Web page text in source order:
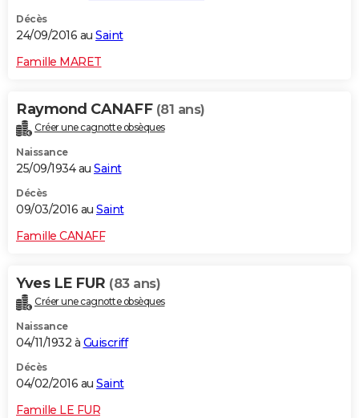
Décès
24/09/2016 au Saint
Famille MARET
Raymond CANAFF (81 ans)
Créer une cagnotte obsèques
Naissance
25/09/1934 au Saint
Décès
09/03/2016 au Saint
Famille CANAFF
Yves LE FUR (83 ans)
Créer une cagnotte obsèques
Naissance
04/11/1932 à Guiscriff
Décès
04/02/2016 au Saint
Famille LE FUR